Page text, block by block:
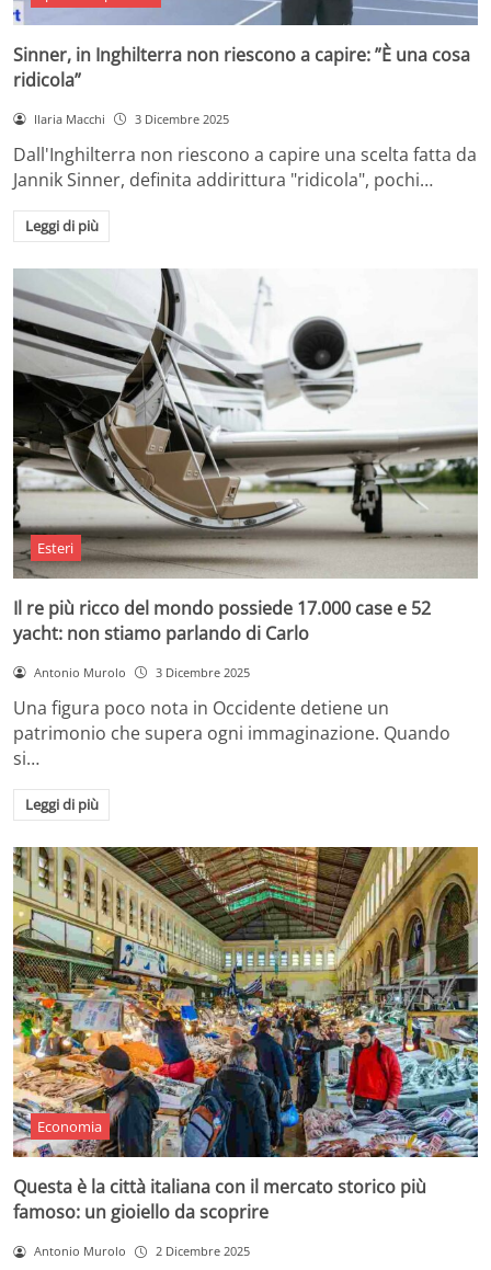
Sinner, in Inghilterra non riescono a capire: ”È una cosa
ridicola”
Ilaria Macchi 3 Dicembre 2025
Dall'Inghilterra non riescono a capire una scelta fatta da
Jannik Sinner, definita addirittura "ridicola", pochi…
Leggi di più
Esteri
Il re più ricco del mondo possiede 17.000 case e 52
yacht: non stiamo parlando di Carlo
Antonio Murolo 3 Dicembre 2025
Una figura poco nota in Occidente detiene un
patrimonio che supera ogni immaginazione. Quando
si…
Leggi di più
Economia
Questa è la città italiana con il mercato storico più
famoso: un gioiello da scoprire
Antonio Murolo 2 Dicembre 2025